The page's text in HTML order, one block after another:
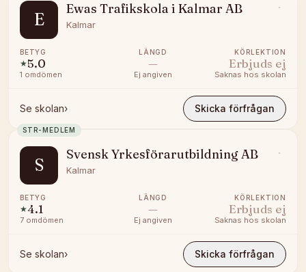
E
Ewas Trafikskola i Kalmar AB
Kalmar
BETYG
★5.0
1 omdömen
LÄNGD
—
Ej angiven
KÖRLEKTION
Erbjuds ej
Saknas hos skolan
Se skolan› Skicka förfrågan
STR-MEDLEM
S
Svensk Yrkesförarutbildning AB
Kalmar
BETYG
★4.1
7 omdömen
LÄNGD
—
Ej angiven
KÖRLEKTION
Erbjuds ej
Saknas hos skolan
Se skolan› Skicka förfrågan